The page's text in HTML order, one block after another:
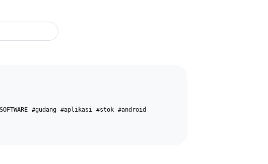
#gudang #aplikasi #stok #android